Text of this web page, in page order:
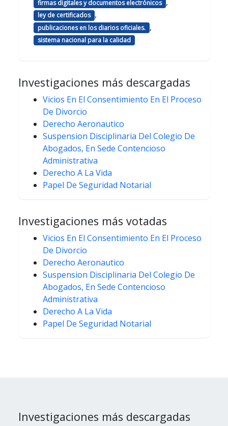
firmas digitales y documentos electrónicos
ley de certificados ,
publicaciones en los diarios oficiales. ,
sistema nacional para la calidad
Investigaciones más descargadas
Vicios En El Consentimiento En El Proceso
De Divorcio
Derecho Aeronautico
Suspension Disciplinaria Del Colegio De
Abogados, En Sede Contencioso
Administrativa
Derecho A La Vida
Papel De Seguridad Notarial
Investigaciones más votadas
Vicios En El Consentimiento En El Proceso
De Divorcio
Derecho Aeronautico
Suspension Disciplinaria Del Colegio De
Abogados, En Sede Contencioso
Administrativa
Derecho A La Vida
Papel De Seguridad Notarial
Investigaciones más descargadas